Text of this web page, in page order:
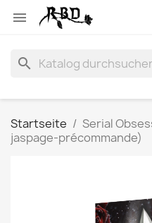

search
Startseite
Serial
jaspage-précommande)